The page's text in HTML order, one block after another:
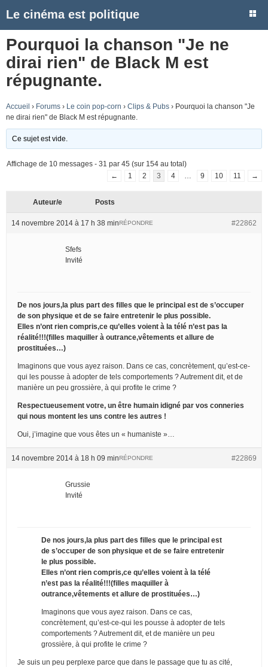
Le cinéma est politique
Pourquoi la chanson "Je ne
dirai rien" de Black M est
répugnante.
Accueil › Forums › Le coin pop-corn › Clips & Pubs › Pourquoi la chanson "Je
ne dirai rien" de Black M est répugnante.
Ce sujet est vide.
Affichage de 10 messages - 31 par 45 (sur 154 au total)
←
1 2 3 4 9 10 11 →
Auteur/e Posts
14 novembre 2014 à 17 h 38 min #22862
RÉPONDRE
Sfefs
Invité
De nos jours,la plus part des filles que le principal est de s’occuper
de son physique et de se faire entretenir le plus possible.
Elles n’ont rien compris,ce qu’elles voient à la télé n’est pas la
réalité!!!(filles maquiller à outrance,vêtements et allure de
prostituées…)
Imaginons que vous ayez raison. Dans ce cas, concrètement, qu’est-ce-
qui les pousse à adopter de tels comportements ? Autrement dit, et de
manière un peu grossière, à qui profite le crime ?
Respectueusement votre, un être humain idigné par vos conneries
qui nous montent les uns contre les autres !
Oui, j’imagine que vous êtes un « humaniste »…
14 novembre 2014 à 18 h 09 min #22869
RÉPONDRE
Grussie
Invité
De nos jours,la plus part des filles que le principal est
de s’occuper de son physique et de se faire entretenir
le plus possible.
Elles n’ont rien compris,ce qu’elles voient à la télé
n’est pas la réalité!!!(filles maquiller à
outrance,vêtements et allure de prostituées…)
Imaginons que vous ayez raison. Dans ce cas,
concrètement, qu’est-ce-qui les pousse à adopter de tels
comportements ? Autrement dit, et de manière un peu
grossière, à qui profite le crime ?
Je suis un peu perplexe parce que dans le passage que tu as cité,